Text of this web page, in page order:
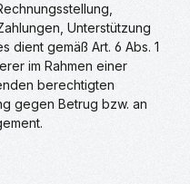
Unterstützung
dient gemäß Art. 6 Abs. 1
im Rahmen einer
berechtigten
gegen Betrug bzw. an